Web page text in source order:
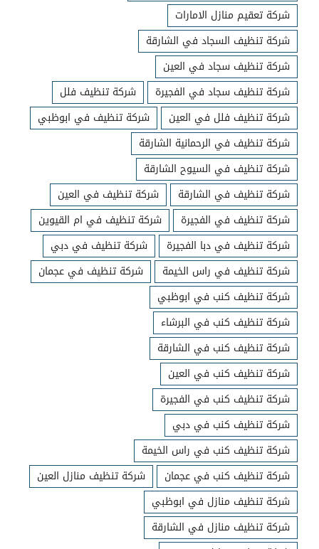
شركة تعقيم منازل الامارات
شركة تنظيف السجاد في الشارقة
شركة تنظيف سجاد في العين
شركة تنظيف سجاد في الفجيرة
شركة تنظيف فلل
شركة تنظيف فلل في العين
شركة تنظيف في ابوظبي
شركة تنظيف في الرحمانية الشارقة
شركة تنظيف في السيوح الشارقة
شركة تنظيف في الشارقة
شركة تنظيف في العين
شركة تنظيف في الفجيرة
شركة تنظيف في ام القيوين
شركة تنظيف في دبا الفجيرة
شركة تنظيف في دبي
شركة تنظيف في راس الخيمة
شركة تنظيف في عجمان
شركة تنظيف كنب في ابوظبي
شركة تنظيف كنب في البرشاء
شركة تنظيف كنب في الشارقة
شركة تنظيف كنب في العين
شركة تنظيف كنب في الفجيرة
شركة تنظيف كنب في دبي
شركة تنظيف كنب في راس الخيمة
شركة تنظيف كنب في عجمان
شركة تنظيف منازل العين
شركة تنظيف منازل في ابوظبي
شركة تنظيف منازل في الشارقة